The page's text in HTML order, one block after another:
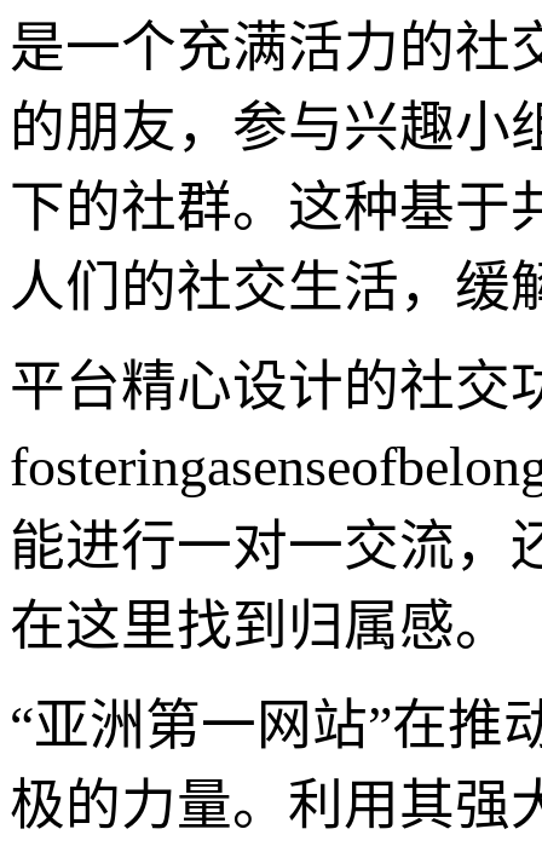
是一个充满活力的社
的朋友，参与兴趣小
下的社群。这种基于
人们的社交生活，缓
平台精心设计的社交
能进行一对一交流，
在这里找到归属感。
“亚洲第一网站”在推
极的力量。利用其强